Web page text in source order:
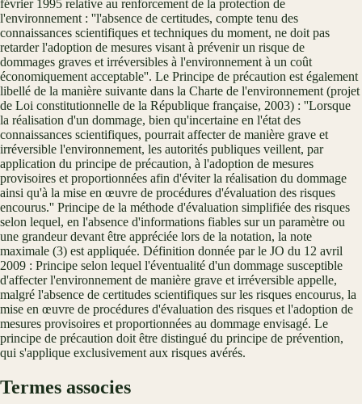
février 1995 relative au renforcement de la protection de
l'environnement : ''l'absence de certitudes, compte tenu des
connaissances scientifiques et techniques du moment, ne doit pas
retarder l'adoption de mesures visant à prévenir un risque de
dommages graves et irréversibles à l'environnement à un coût
économiquement acceptable''. Le Principe de précaution est également
libellé de la manière suivante dans la Charte de l'environnement (projet
de Loi constitutionnelle de la République française, 2003) : ''Lorsque
la réalisation d'un dommage, bien qu'incertaine en l'état des
connaissances scientifiques, pourrait affecter de manière grave et
irréversible l'environnement, les autorités publiques veillent, par
application du principe de précaution, à l'adoption de mesures
provisoires et proportionnées afin d'éviter la réalisation du dommage
ainsi qu'à la mise en œuvre de procédures d'évaluation des risques
encourus.'' Principe de la méthode d'évaluation simplifiée des risques
selon lequel, en l'absence d'informations fiables sur un paramètre ou
une grandeur devant être appréciée lors de la notation, la note
maximale (3) est appliquée. Définition donnée par le JO du 12 avril
2009 : Principe selon lequel l'éventualité d'un dommage susceptible
d'affecter l'environnement de manière grave et irréversible appelle,
malgré l'absence de certitudes scientifiques sur les risques encourus, la
mise en œuvre de procédures d'évaluation des risques et l'adoption de
mesures provisoires et proportionnées au dommage envisagé. Le
principe de précaution doit être distingué du principe de prévention,
qui s'applique exclusivement aux risques avérés.
Termes associes